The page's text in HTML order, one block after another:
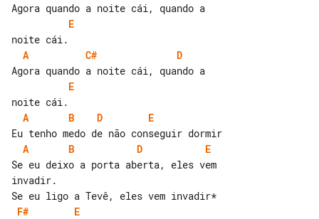
E
A
C#
D
E
A
B D
E
A
B D
E
Se eu deixo a porta aberta, eles vem
invadir.
F#
E